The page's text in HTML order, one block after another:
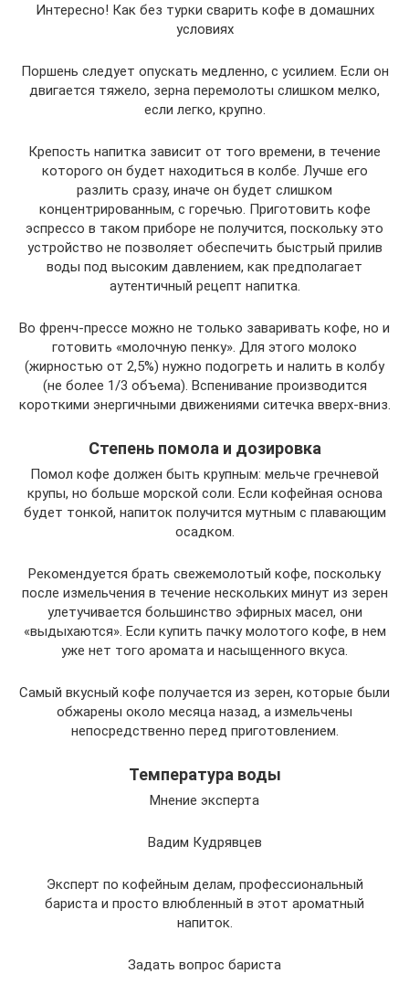
Интересно! Как без турки сварить кофе в домашних
условиях
Поршень следует опускать медленно, с усилием. Если он
двигается тяжело, зерна перемолоты слишком мелко,
если легко, крупно.
Крепость напитка зависит от того времени, в течение
которого он будет находиться в колбе. Лучше его
разлить сразу, иначе он будет слишком
концентрированным, с горечью. Приготовить кофе
эспрессо в таком приборе не получится, поскольку это
устройство не позволяет обеспечить быстрый прилив
воды под высоким давлением, как предполагает
аутентичный рецепт напитка.
Во френч-прессе можно не только заваривать кофе, но и
готовить «молочную пенку». Для этого молоко
(жирностью от 2,5%) нужно подогреть и налить в колбу
(не более 1/3 объема). Вспенивание производится
короткими энергичными движениями ситечка вверх-вниз.
Степень помола и дозировка
Помол кофе должен быть крупным: мельче гречневой
крупы, но больше морской соли. Если кофейная основа
будет тонкой, напиток получится мутным с плавающим
осадком.
Рекомендуется брать свежемолотый кофе, поскольку
после измельчения в течение нескольких минут из зерен
улетучивается большинство эфирных масел, они
«выдыхаются». Если купить пачку молотого кофе, в нем
уже нет того аромата и насыщенного вкуса.
Самый вкусный кофе получается из зерен, которые были
обжарены около месяца назад, а измельчены
непосредственно перед приготовлением.
Температура воды
Мнение эксперта
Вадим Кудрявцев
Эксперт по кофейным делам, профессиональный
бариста и просто влюбленный в этот ароматный
напиток.
Задать вопрос бариста